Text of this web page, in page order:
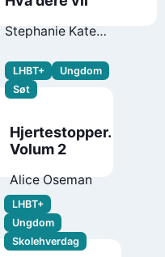
Stephanie Kate
Horton Booth
Jamie Green
LHBT+
Ungdom
Søt
Hjertestopper.
Volum 2
Alice Oseman
LHBT+
Ungdom
Skolehverdag